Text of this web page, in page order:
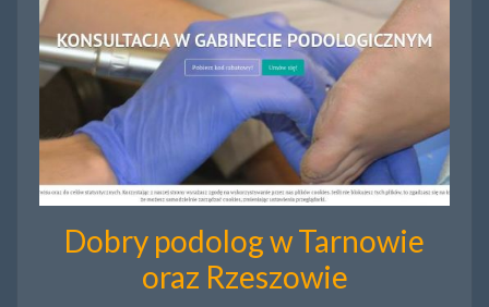
Dobry podolog w Tarnowie
oraz Rzeszowie